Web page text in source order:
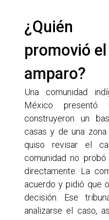
Una comunidad
México presentó
construyeron un
casas y de una
quiso revisar el
comunidad no
directamente. La
acuerdo y pidió que
decisión. Ese
analizarse el caso,
¿Quién
promovió el
amparo?